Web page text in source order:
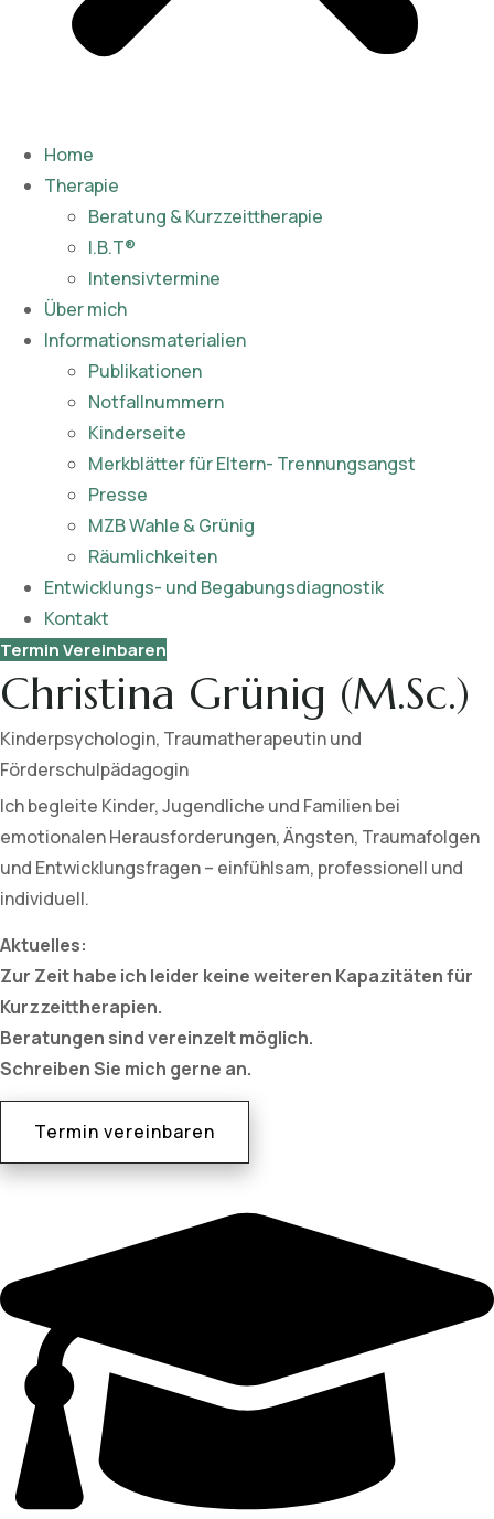
Home
Therapie
Beratung & Kurzzeittherapie
I.B.T®
Intensivtermine
Über mich
Informationsmaterialien
Publikationen​
Notfallnummern
Kinderseite
Merkblätter für Eltern- Trennungsangst
Presse
MZB Wahle & Grünig
Räumlichkeiten
Entwicklungs- und Begabungsdiagnostik
Kontakt
Termin Vereinbaren
Christina Grünig (M.Sc.)
Kinderpsychologin, Traumatherapeutin und
Förderschulpädagogin
Ich begleite Kinder, Jugendliche und Familien bei
emotionalen Herausforderungen, Ängsten, Traumafolgen
und Entwicklungsfragen – einfühlsam, professionell und
individuell.
Aktuelles:
Zur Zeit habe ich leider keine weiteren Kapazitäten für
Kurzzeittherapien.
Beratungen sind vereinzelt möglich.
Schreiben Sie mich gerne an.
Termin vereinbaren